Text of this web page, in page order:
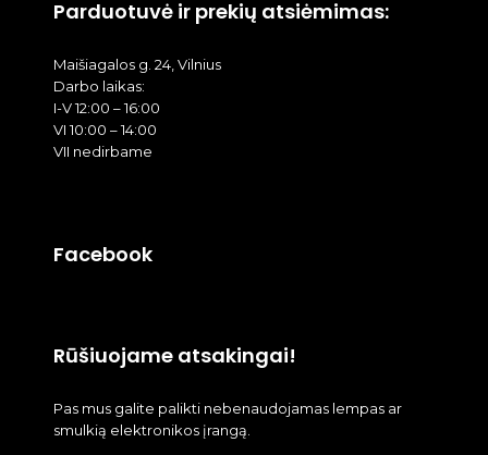
Parduotuvė ir prekių atsiėmimas:
Maišiagalos g. 24, Vilnius
Darbo laikas:
I-V 12:00 – 16:00
VI 10:00 – 14:00
VII nedirbame
Facebook
Rūšiuojame atsakingai!
Pas mus galite palikti nebenaudojamas lempas ar
smulkią elektronikos įrangą.